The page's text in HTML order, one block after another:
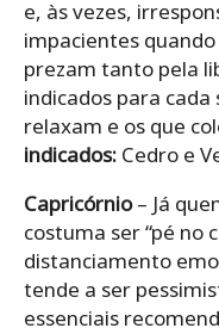
e, às vezes,
impacientes
prezam tanto pela
indicados para cada
relaxam e os que
indicados: Cedro e
Capricórnio– Já
costuma ser “pé no
distanciamento
tende a ser
essenciais